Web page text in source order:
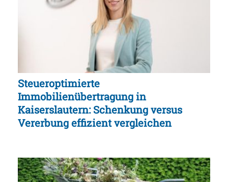
Steueroptimierte
Immobilienübertragung in
Kaiserslautern: Schenkung versus
Vererbung effizient vergleichen